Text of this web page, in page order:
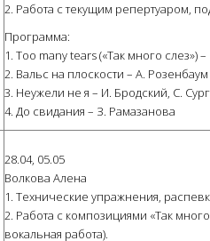
2. Работа с текущим репертуаром,
Программа:
1. Too many tears («Так много слез»)
2. Вальс на плоскости – А. Розенбаум
3. Неужели не я – И. Бродский, С.
4. До свидания – З. Рамазанова
28.04, 05.05
Волкова Алена
1. Технические упражнения,
2. Работа с композициями «Так
вокальная работа).